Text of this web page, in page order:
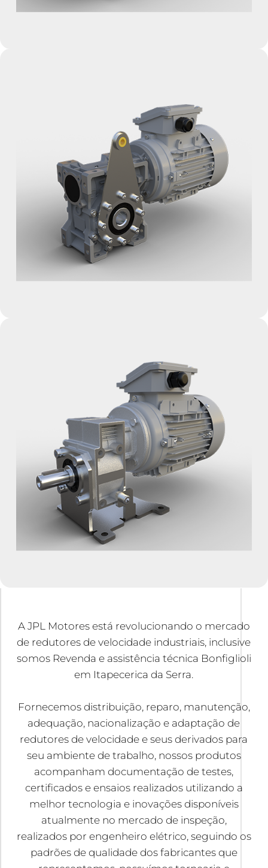
A JPL Motores está revolucionando o mercado
de redutores de velocidade industriais, inclusive
somos Revenda e assistência técnica Bonfiglioli
em Itapecerica da Serra.
Fornecemos distribuição, reparo, manutenção,
adequação, nacionalização e adaptação de
redutores de velocidade e seus derivados para
seu ambiente de trabalho, nossos produtos
acompanham documentação de testes,
certificados e ensaios realizados utilizando a
melhor tecnologia e inovações disponíveis
atualmente no mercado de inspeção,
realizados por engenheiro elétrico, seguindo os
padrões de qualidade dos fabricantes que